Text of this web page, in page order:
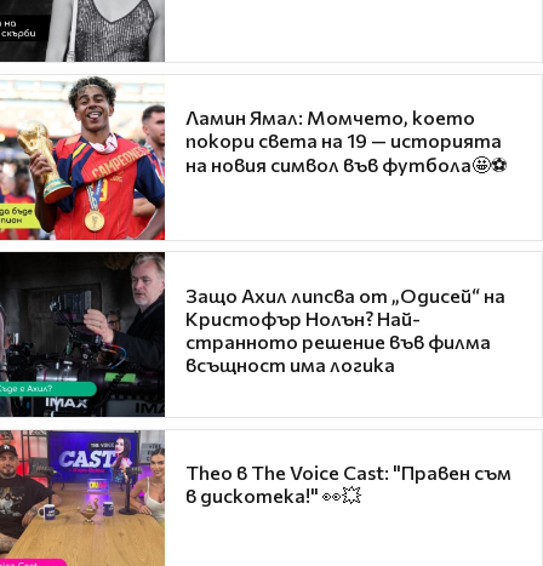
Ламин Ямал: Момчето, което
покори света на 19 — историята
на новия символ във футбола🤩⚽
Защо Ахил липсва от „Одисей“ на
Кристофър Нолън? Най-
странното решение във филма
всъщност има логика
Theo в The Voice Cast: "Правен съм
в дискотека!" 👀💥